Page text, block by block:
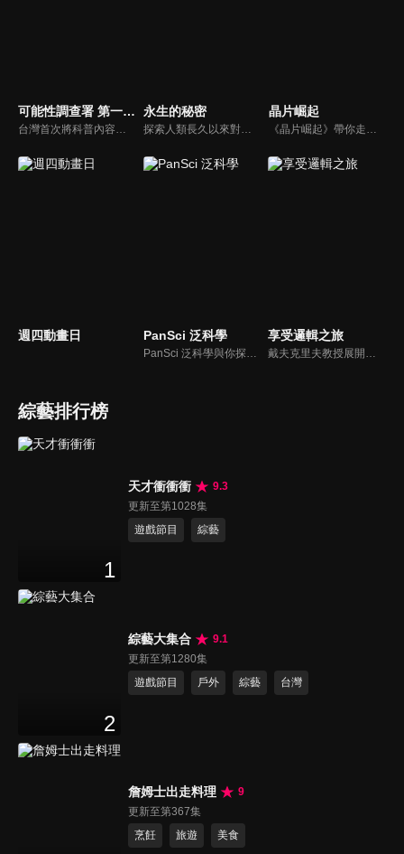
可能性調查署 第一季-布袋戲篇 永生的秘密
探索人類長久以來對延長人類壽命的追求，並揭示了我們對永生的追求最終會帶我們走向何方。長壽產業的領先遠見者的研究重點是尋找將我們的壽命延長數百年甚至數千年的方法。但也有人質疑永生是否應該成為我們的目標，因為在他們看來，我們都知道我們最終會死亡，這一事實賦予了我們生命的緊迫感和意義。
晶片崛起
週四動畫日 PanSci 泛科學
PanSci 泛科學與你探索公眾議題中的科學、生活中的科學、科學新發現！
享受邏輯之旅
戴夫克里夫教授展開了一場哲學、數學、科學和技術的知識之旅，所有這些領域的共同點是它們都基於邏輯。從亞里斯多德到愛麗絲夢遊仙境，從科幻小說到超級計算機。
綜藝排行榜
1
天才衝衝衝
9.3
更新至第1028集
遊戲節目
綜藝
2
綜藝大集合
9.1
更新至第1280集
遊戲節目
戶外 綜藝 台灣
詹姆士出走料理
9
更新至第367集
烹飪
旅遊 美食